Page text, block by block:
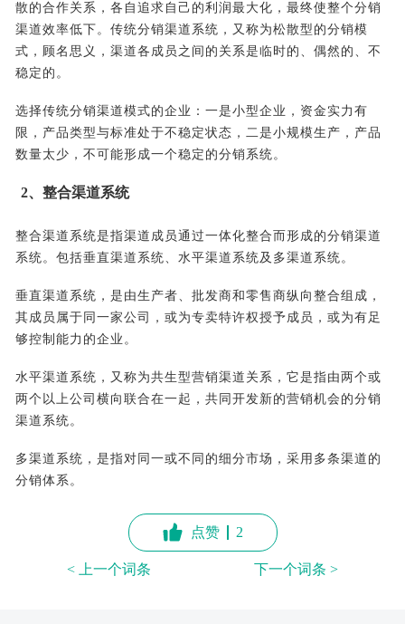
散的合作关系，各自追求自己的利润最大化，最终使整个分销
渠道效率低下。传统分销渠道系统，又称为松散型的分销模
式，顾名思义，渠道各成员之间的关系是临时的、偶然的、不
稳定的。
选择传统分销渠道模式的企业：一是小型企业，资金实力有
限，产品类型与标准处于不稳定状态，二是小规模生产，产品
数量太少，不可能形成一个稳定的分销系统。
2、整合渠道系统
整合渠道系统是指渠道成员通过一体化整合而形成的分销渠道
系统。包括垂直渠道系统、水平渠道系统及多渠道系统。
垂直渠道系统，是由生产者、批发商和零售商纵向整合组成，
其成员属于同一家公司，或为专卖特许权授予成员，或为有足
够控制能力的企业。
水平渠道系统，又称为共生型营销渠道关系，它是指由两个或
两个以上公司横向联合在一起，共同开发新的营销机会的分销
渠道系统。
多渠道系统，是指对同一或不同的细分市场，采用多条渠道的
分销体系。
点赞 2
< 上一个词条 下一个词条 >